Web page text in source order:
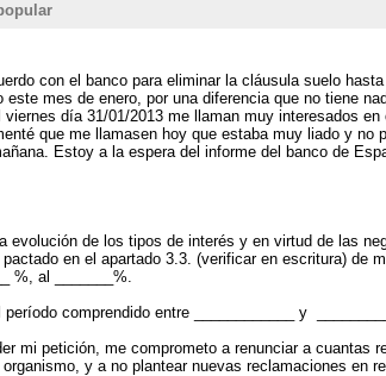
con el banco para eliminar la cláusula suelo
mes de enero, por una diferencia que no tiene
día 31/01/2013 me llaman muy interesados
que me llamasen hoy que estaba muy liado y
Estoy a la espera del informe del banco de
evolución de los tipos de interés y en virtud de las
en el apartado 3.3. (verificar en escritura)
%, al _______%.
comprendido entre ____________ y
mi petición, me comprometo a renunciar a
y a no plantear nuevas reclamaciones en